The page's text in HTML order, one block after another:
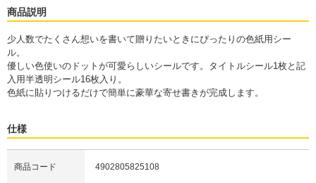
商品説明
少人数でたくさん想いを書いて贈りたいときにぴったりの色紙用シー
ル。
優しい色使いのドットが可愛らしいシールです。タイトルシール1枚と記
入用半透明シール16枚入り。
色紙に貼りつけるだけで簡単に豪華な寄せ書きが完成します。
仕様
商品コード 4902805825108